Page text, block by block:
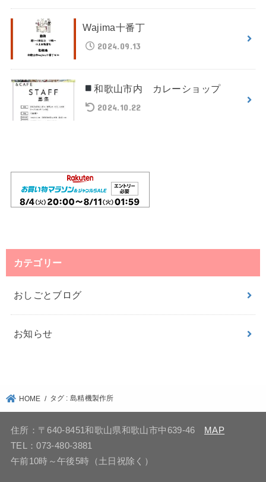
Wajima十番丁
2024.09.13
和歌山市内 カレーショップ
2024.10.22
カテゴリー
おしごとブログ
お知らせ
HOME タグ : 島精機製作所
住所：〒640-8451和歌山県和歌山市中639-46
MAP
TEL：073-480-3881
午前10時～午後5時（土日祝除く）